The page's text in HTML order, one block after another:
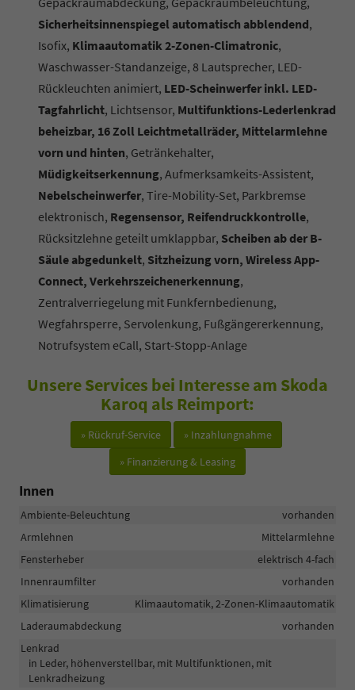
Sicherheitsinnenspiegel automatisch abblendend,
Isofix, Klimaautomatik 2-Zonen-Climatronic,
Waschwasser-Standanzeige, 8 Lautsprecher, LED-
Rückleuchten animiert, LED-Scheinwerfer inkl. LED-
Tagfahrlicht, Lichtsensor, Multifunktions-Lederlenkrad
beheizbar, 16 Zoll Leichtmetallräder, Mittelarmlehne
vorn und hinten, Getränkehalter,
Müdigkeitserkennung, Aufmerksamkeits-Assistent,
Nebelscheinwerfer, Tire-Mobility-Set, Parkbremse
elektronisch, Regensensor, Reifendruckkontrolle,
Rücksitzlehne geteilt umklappbar, Scheiben ab der B-
Säule abgedunkelt, Sitzheizung vorn, Wireless App-
Connect, Verkehrszeichenerkennung,
Zentralverriegelung mit Funkfernbedienung,
Wegfahrsperre, Servolenkung, Fußgängererkennung,
Notrufsystem eCall, Start-Stopp-Anlage
Unsere Services bei Interesse am Skoda
Karoq als Reimport:
» Rückruf-Service
» Inzahlungnahme
» Finanzierung & Leasing
Innen
Ambiente-Beleuchtung
vorhanden
Armlehnen
Mittelarmlehne
Fensterheber
elektrisch 4-fach
Innenraumfilter
vorhanden
Klimatisierung
Klimaautomatik, 2-Zonen-Klimaautomatik
Laderaumabdeckung
vorhanden
Lenkrad
in Leder, höhenverstellbar, mit Multifunktionen, mit
Lenkradheizung